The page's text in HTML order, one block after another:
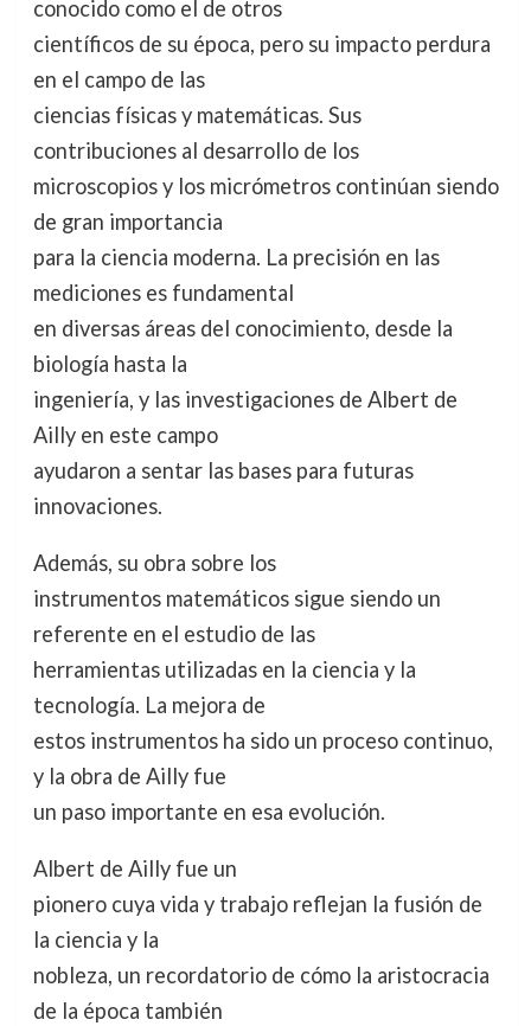
conocido como el de otros
científicos de su época, pero su impacto perdura
en el campo de las
ciencias físicas y matemáticas. Sus
contribuciones al desarrollo de los
microscopios y los micrómetros continúan siendo
de gran importancia
para la ciencia moderna. La precisión en las
mediciones es fundamental
en diversas áreas del conocimiento, desde la
biología hasta la
ingeniería, y las investigaciones de Albert de
Ailly en este campo
ayudaron a sentar las bases para futuras
innovaciones.
Además, su obra sobre los
instrumentos matemáticos sigue siendo un
referente en el estudio de las
herramientas utilizadas en la ciencia y la
tecnología. La mejora de
estos instrumentos ha sido un proceso continuo,
y la obra de Ailly fue
un paso importante en esa evolución.
Albert de Ailly fue un
pionero cuya vida y trabajo reflejan la fusión de
la ciencia y la
nobleza, un recordatorio de cómo la aristocracia
de la época también